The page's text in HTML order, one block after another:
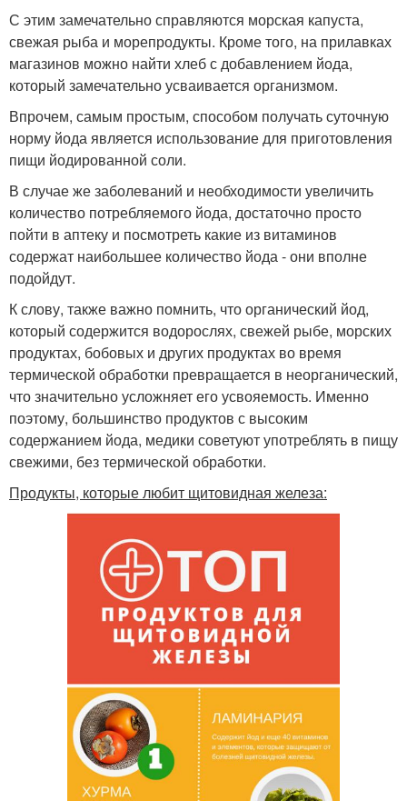
С этим замечательно справляются морская капуста,
свежая рыба и морепродукты. Кроме того, на прилавках
магазинов можно найти хлеб с добавлением йода,
который замечательно усваивается организмом.
Впрочем, самым простым, способом получать суточную
норму йода является использование для приготовления
пищи йодированной соли.
В случае же заболеваний и необходимости увеличить
количество потребляемого йода, достаточно просто
пойти в аптеку и посмотреть какие из витаминов
содержат наибольшее количество йода - они вполне
подойдут.
К слову, также важно помнить, что органический йод,
который содержится водорослях, свежей рыбе, морских
продуктах, бобовых и других продуктах во время
термической обработки превращается в неорганический,
что значительно усложняет его усвояемость. Именно
поэтому, большинство продуктов с высоким
содержанием йода, медики советуют употреблять в пищу
свежими, без термической обработки.
Продукты, которые любит щитовидная железа: